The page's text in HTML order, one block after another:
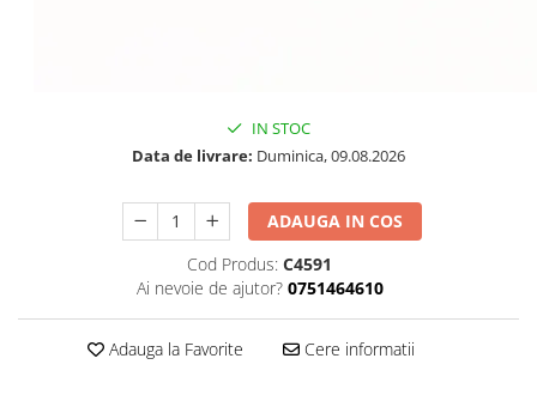
IN STOC
Data de livrare: Duminica, 09.08.2026
ADAUGA IN COS
Cod Produs: C4591
Ai nevoie de ajutor? 0751464610
Adauga la Favorite Cere informatii